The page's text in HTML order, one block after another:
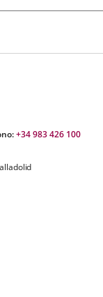
+34 983 426 100